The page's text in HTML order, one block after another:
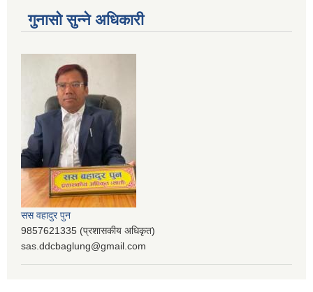
गुनासो सुन्ने अधिकारी
सस वहादुर पुन
9857621335 (प्रशासकीय अधिकृत)
sas.ddcbaglung@gmail.com